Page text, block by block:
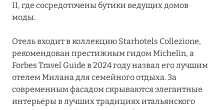
Bvlgari Hotel Milano
Château Monfort
Four Seasons Hotel Milano
Mandarin Oriental, Milan
II, где сосредоточены бутики ведущих домов
моды.
Отель входит в коллекцию Starhotels Collezione,
рекомендован престижным гидом Michelin, а
Forbes Travel Guide в 2024 году назвал его лучшим
отелем Милана для семейного отдыха. За
современным фасадом скрываются элегантные
интерьеры в лучших традициях итальянского